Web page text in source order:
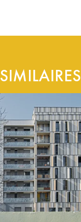
SIMILAIRES